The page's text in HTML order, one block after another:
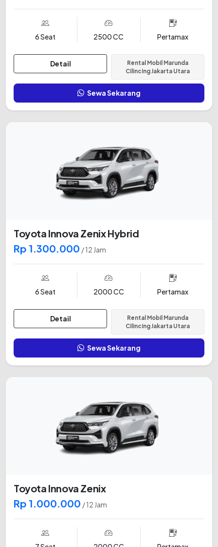
6 Seat 2500 CC Pertamax
Detail
Rental Mobil Marunda
Cilincing Jakarta Utara
Sewa Sekarang
Toyota Innova Zenix Hybrid
Rp 1.300.000 / 12 Jam
6 Seat 2000 CC Pertamax
Detail
Rental Mobil Marunda
Cilincing Jakarta Utara
Sewa Sekarang
Toyota Innova Zenix
Rp 1.000.000 / 12 Jam